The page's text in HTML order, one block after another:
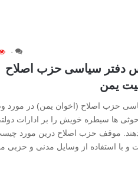
۰
دفتر سیاسی حزب اصلاح
یمن
حزب اصلاح (اخوان یمن) در مورد
ها سیطره خویش را بر ادارات
موقف حزب اصلاح درین مورد
استفاده از وسایل مدنی و حزبی